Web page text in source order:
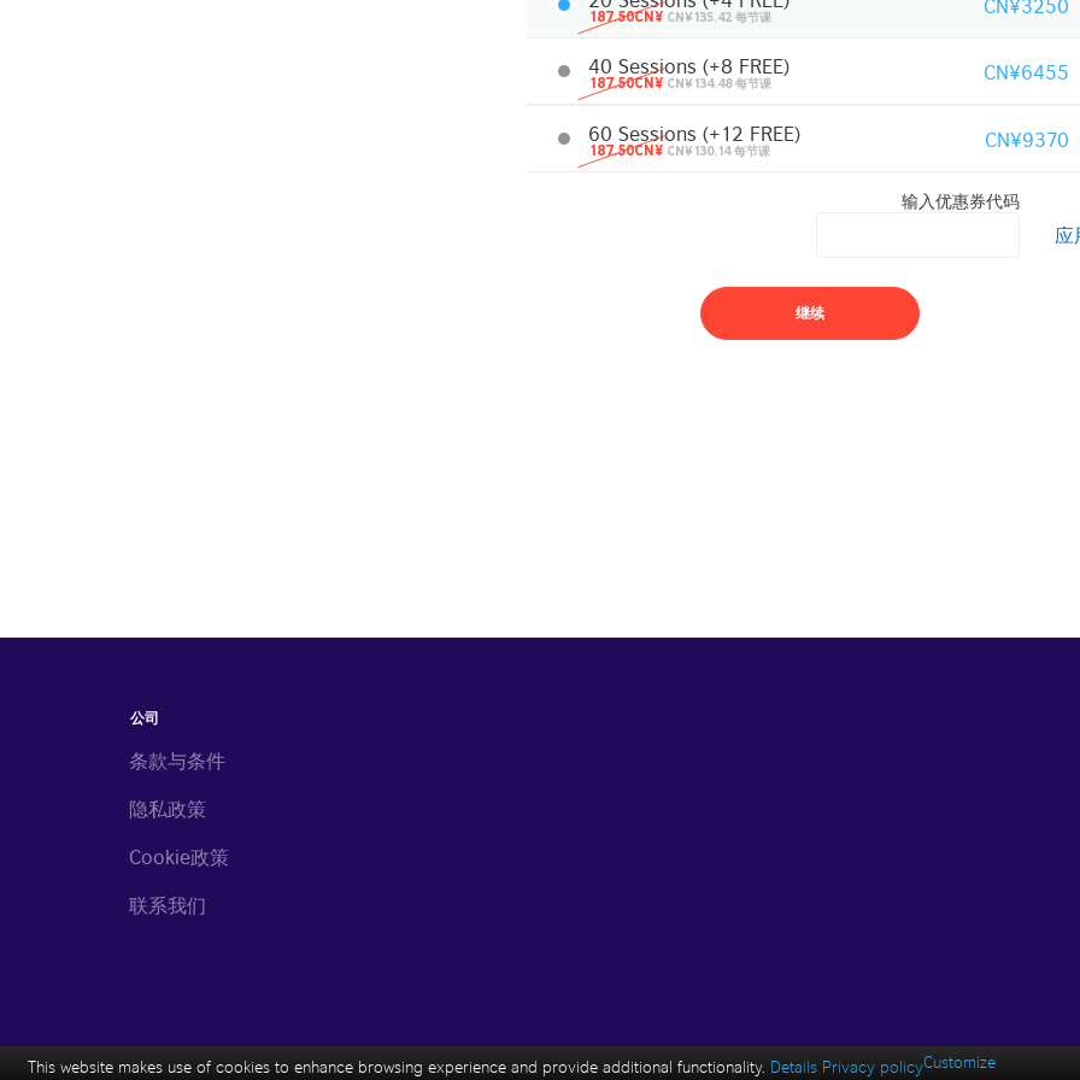
187.50CN¥ CN¥135.42 每节课
40 Sessions (+8 FREE)
187.50CN¥ CN¥134.48 每节课 CN¥6455
60 Sessions (+12 FREE)
187.50CN¥ CN¥130.14 每节课 CN¥9370
输入优惠券代码
应
继续
公司
条款与条件
隐私政策
Cookie政策
联系我们
This website makes use of cookies to enhance browsing experience and provide additional functionality. Details Privacy policyCustomize